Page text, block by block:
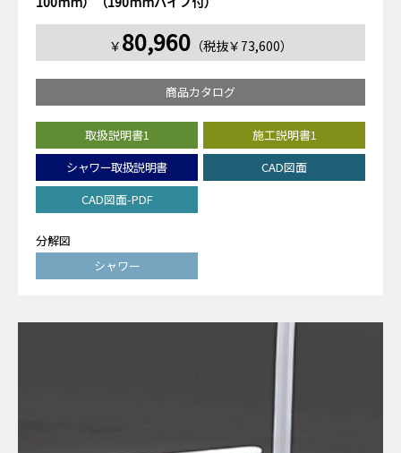
￥ 80,960（税抜￥73,600）
商品カタログ
取扱説明書1
施工説明書1
シャワー取扱説明書
CAD図面
CAD図面-PDF
分解図
シャワー